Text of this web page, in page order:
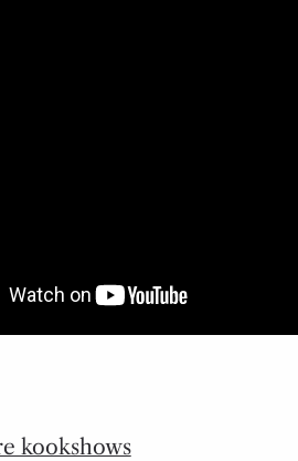
kookshows